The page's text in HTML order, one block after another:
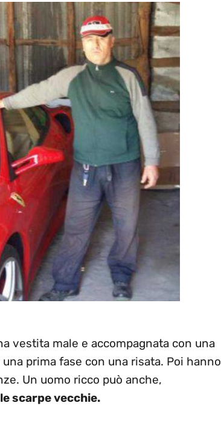
vestita male e accompagnata con una
prima fase con una risata. Poi hanno
Un uomo ricco può anche,
scarpe vecchie.